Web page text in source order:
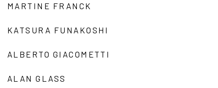
MARTINE FRANCK
KATSURA FUNAKOSHI
ALBERTO GIACOMETTI
ALAN GLASS